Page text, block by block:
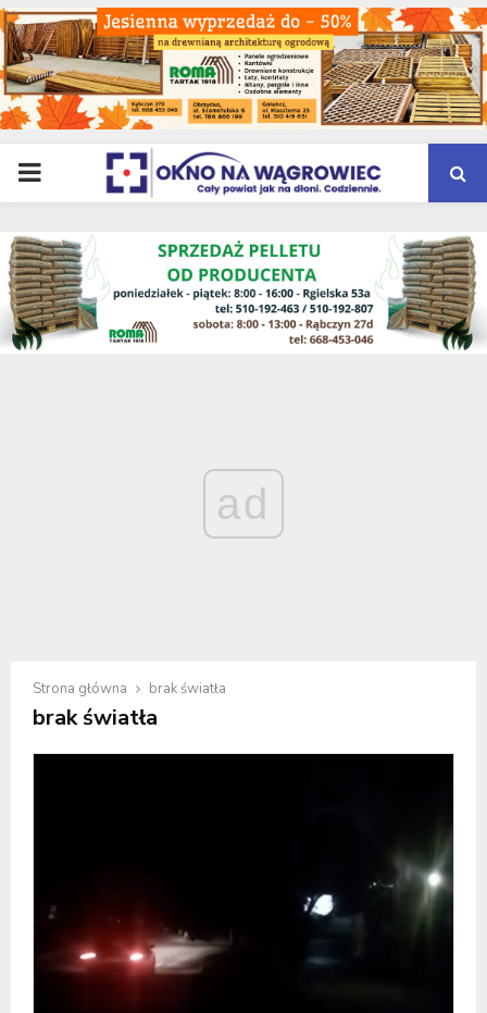
PRIMARY
MENU
ad
Strona główna brak światła
brak światła